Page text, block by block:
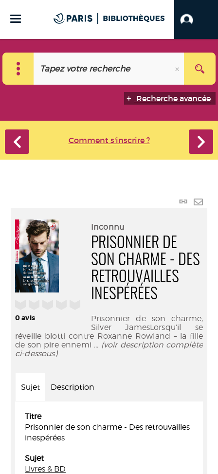
Recherche avancée
Comment s'inscrire ?
Lien
0avis
Inconnu
PRISONNIER DE
SON CHARME - DES
RETROUVAILLES
INESPÉRÉES
Prisonnier de son charme,
Silver JamesLorsqu’il se
réveille blotti contre Roxanne Rowland – la fille
de son pire ennemi ... (voir description complète
ci-dessous)
Sujet Description
Titre
Prisonnier de son charme - Des retrouvailles
inespérées
Sujet
Livres & BD